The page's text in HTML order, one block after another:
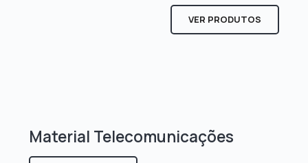
VER PRODUTOS
Material Telecomunicações